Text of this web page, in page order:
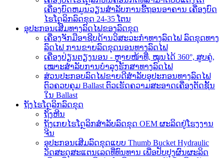
ເຄື່ອງບົດຫມູນວຽນສຳລັບການຮື້ຖອນອາຄານ ເຄື່ອງບົດ
ໄຮໂດຼລິກລົດຂຸດ 24-35 ໂຕນ
ອຸປະກອນເສີມທາງລົດໄຟຂອງລົດຂຸດ
ເຄື່ອງຈັກມືອາຊີບດ້ານວິສະວະກຳທາງລົດໄຟ ລົດຂຸດທາງ
ລົດໄຟ ການຂາຍລົດຂຸດນອນທາງລົດໄຟ
ເຄື່ອງປ່ຽນຕຽງນອນ - ຫຼາຍໜ້າທີ່, ໝຸນໄດ້ 360°, ສູບຄູ່,
ເໝາະສຳລັບການບຳລຸງຮັກສາທາງລົດໄຟ
ສ່ວນປະກອບລົດໄຟຂາຍດີສຳລັບອຸປະກອນທາງລົດໄຟ
ຕົວຄວບຄຸມ Ballast ຕົວເຮັດຄວາມສະອາດເຄື່ອງຕັດຊັ້ນ
ໃນ Ballast
ຖັງໄຮໂດຼລິກລົດຂຸດ
ຖັງຫີນ
ຖັງເກຍໄຮໂດຼລິກສຳລັບລົດຂຸດ OEM ຜະລິດຢູ່ໂຮງງານ
ຈີນ
ອຸປະກອນເສີມລົດຂຸດແບບ Thumb Bucket Hydraulic
ວັດສະດຸສະແຕນເລດທີ່ທົນທານ ເພື່ອປັບປຸງຜົນຜະລິດ